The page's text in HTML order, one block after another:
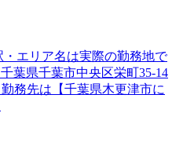
エリア名は実際の勤務地で
葉県千葉市中央区栄町35-14
務先は【千葉県木更津市に